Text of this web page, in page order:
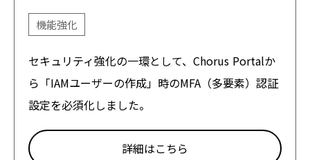
機能強化
セキュリティ強化の一環として、Chorus Portalか
ら「IAMユーザーの作成」時のMFA（多要素）認証
設定を必須化しました。
詳細はこちら